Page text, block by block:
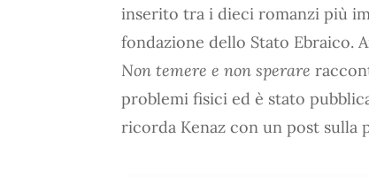
inserito tra i dieci romanzi più
fondazione dello Stato Ebraico.
Non temere e non sperare
problemi fisici ed è stato
ricorda Kenaz con un post sulla